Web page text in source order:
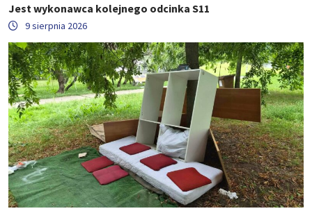
Jest wykonawca kolejnego odcinka S11
9 sierpnia 2026